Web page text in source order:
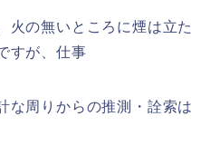
火の無いところに煙は立た
すが、仕事
な周りからの推測・詮索は